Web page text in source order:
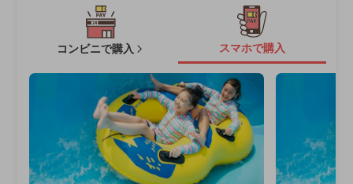
コンビニで購入 スマホで購入